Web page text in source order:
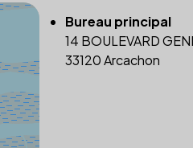
Bureau principal
14 BOULEVARD
33120 Arcachon